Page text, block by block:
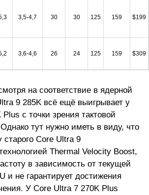
3,5-4,7 30 30 125 159 $199
3,6-4,6 26 24 125 159 $309
на соответствие в ядерной
9 285K всё ещё выигрывает у
с точки зрения тактовой
тут нужно иметь в виду, что
старого Core Ultra 9
Thermal Velocity Boost,
в зависимость от текущей
и не гарантирует достижения
У Core Ultra 7 270K Plus